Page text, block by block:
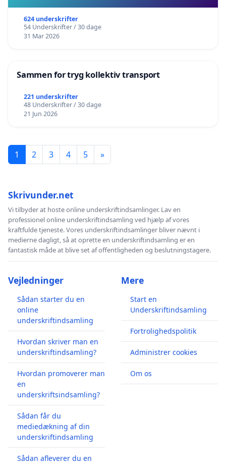
624 underskrifter
54 Underskrifter / 30 dage
31 Mar 2026
Sammen for tryg kollektiv transport
221 underskrifter
48 Underskrifter / 30 dage
21 Jun 2026
1 2 3 4 5 »
Skrivunder.net
Vi tilbyder at hoste online underskriftindsamlinger. Lav en
professionel online underskriftindsamling ved hjælp af vores
kraftfulde tjeneste. Vores underskriftindsamlinger bliver nævnt i
medierne dagligt, så at oprette en underskriftindsamling er en
fantastisk måde at blive set af offentligheden og beslutningstagere.
Vejledninger
Sådan starter du en
online
underskriftindsamling
Hvordan skriver man en
underskriftindsamling?
Hvordan promoverer man
en
underskriftsindsamling?
Sådan får du
mediedækning af din
underskriftindsamling
Sådan afleverer du en
Mere
Start en
Underskriftindsamling
Fortrolighedspolitik
Administrer cookies
Om os